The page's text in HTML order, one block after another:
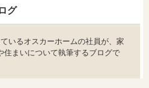
グ
いるオスカーホームの社員が、家
住まいについて執筆するブログで